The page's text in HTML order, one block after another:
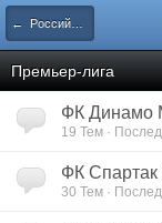
← Российский футбол
Премьер-лига
ФК Динамо
19 Тем ·
ФК Спартак
30 Тем ·